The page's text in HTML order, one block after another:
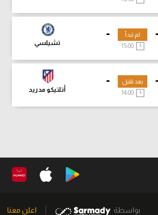
-
-
تشيلسي
لم تبدأ
15:00
-
-
أتلتيكو مدريد
بعد قليل
14:00
بواسطة اعلن معنا